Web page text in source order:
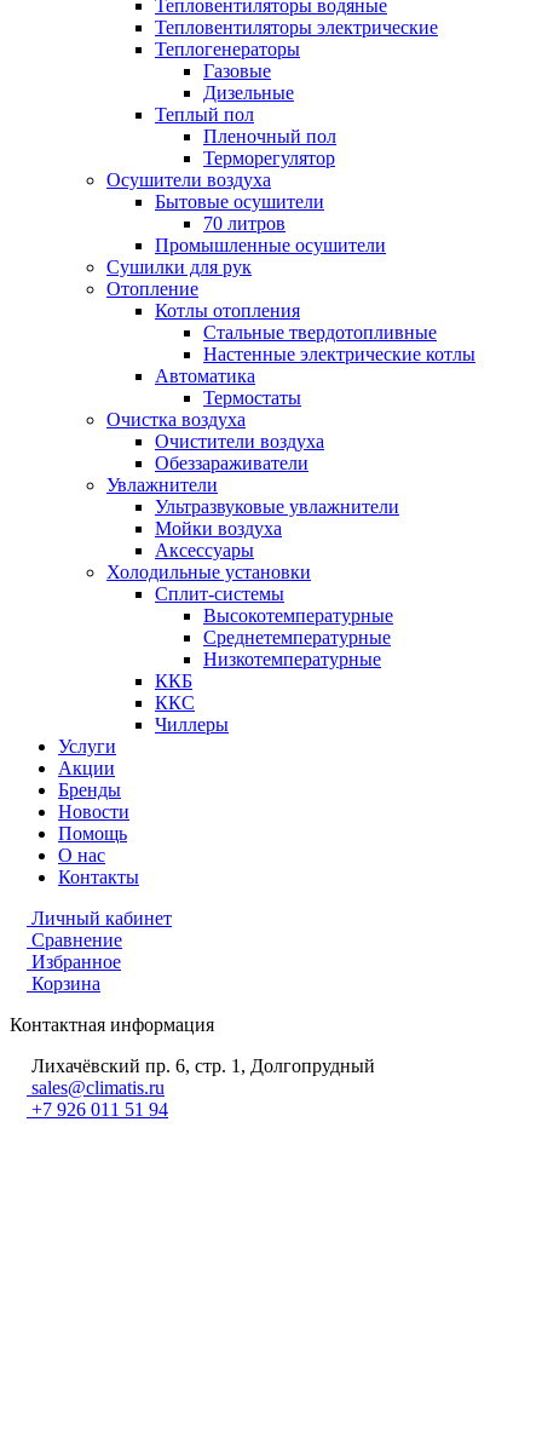
Тепловентиляторы водяные
Тепловентиляторы электрические
Теплогенераторы
Газовые
Дизельные
Теплый пол
Пленочный пол
Терморегулятор
Осушители воздуха
Бытовые осушители
70 литров
Промышленные осушители
Сушилки для рук
Отопление
Котлы отопления
Стальные твердотопливные
Настенные электрические котлы
Автоматика
Термостаты
Очистка воздуха
Очистители воздуха
Обеззараживатели
Увлажнители
Ультразвуковые увлажнители
Мойки воздуха
Аксессуары
Холодильные установки
Сплит-системы
Высокотемпературные
Среднетемпературные
Низкотемпературные
ККБ
ККС
Чиллеры
Услуги
Акции
Бренды
Новости
Помощь
О нас
Контакты
Личный кабинет
Сравнение
Избранное
Корзина
Контактная информация
Лихачёвский пр. 6, стр. 1, Долгопрудный
sales@climatis.ru
+7 926 011 51 94